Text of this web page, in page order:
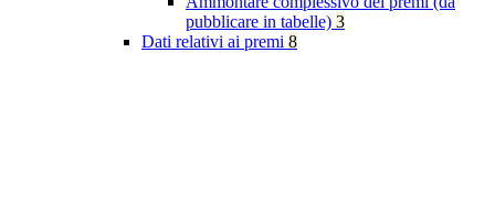
pubblicare in tabelle) 3
Dati relativi ai premi 8